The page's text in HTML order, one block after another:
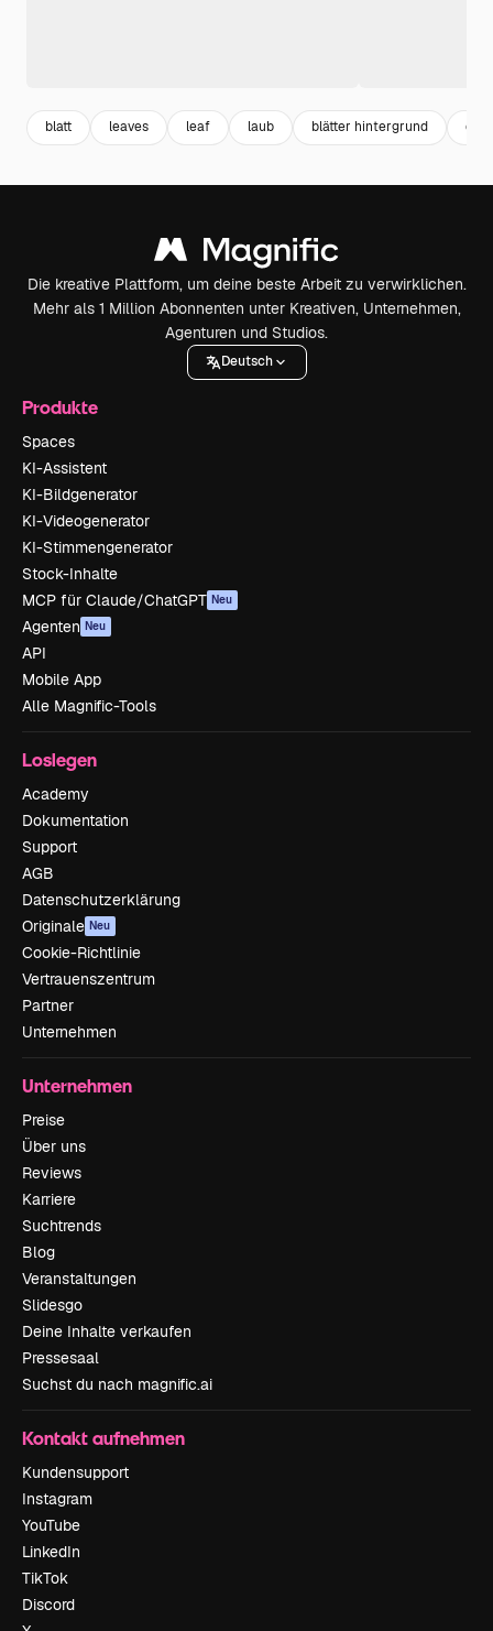
blatt leaves leaf laub blätter hintergrund
Die kreative Plattform, um deine beste Arbeit zu verwirklichen.
Mehr als 1 Million Abonnenten unter Kreativen, Unternehmen,
Agenturen und Studios.
Deutsch
Produkte
Spaces
KI-Assistent
KI-Bildgenerator
KI-Videogenerator
KI-Stimmengenerator
Stock-Inhalte
MCP für Claude/ChatGPT Neu
Agenten Neu
API
Mobile App
Alle Magnific-Tools
Loslegen
Academy
Dokumentation
Support
AGB
Datenschutzerklärung
Originale Neu
Cookie-Richtlinie
Vertrauenszentrum
Partner
Unternehmen
Unternehmen
Preise
Über uns
Reviews
Karriere
Suchtrends
Blog
Veranstaltungen
Slidesgo
Deine Inhalte verkaufen
Pressesaal
Suchst du nach magnific.ai
Kontakt aufnehmen
Kundensupport
Instagram
YouTube
LinkedIn
TikTok
Discord